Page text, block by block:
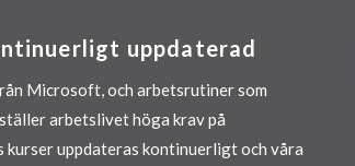
uppdaterad
Microsoft, och arbetsrutiner som
arbetslivet höga krav på
kurser uppdateras kontinuerligt och våra